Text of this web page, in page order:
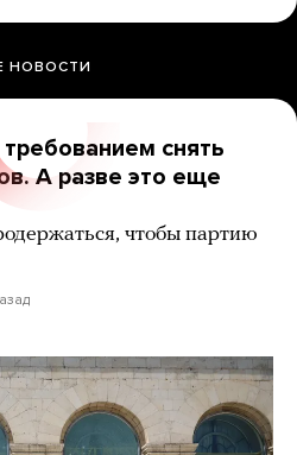
НОВОСТИ
снять
А разве это еще
чтобы партию